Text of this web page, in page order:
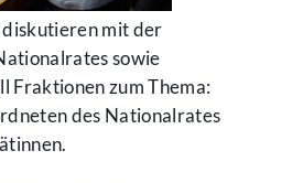
mit der
sowie
Fraktionen zum Thema:
des Nationalrates